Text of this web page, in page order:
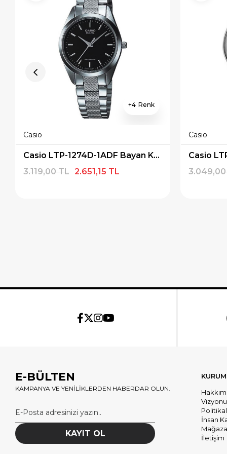
4
Casio
Casio LTP-1274D-1ADF Bayan Kol Saati
2.651,15 TL
3.119,00 TL
Casio
Casio
E-BÜLTEN
KAMPANYA VE YENİLİKLERDEN HABERDAR OLUN.
KAYIT OL
İnsan
İletişim